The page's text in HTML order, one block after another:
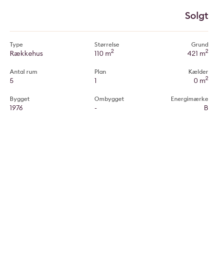
Solgt
Type
Rækkehus
Antal rum
5
Bygget
1976
Størrelse
110 m2
Plan
1
Ombygget
-
Grund
421 m2
Kælder
0 m2
Energimærke
B